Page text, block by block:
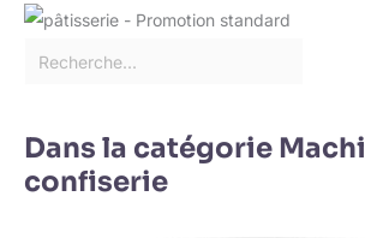
Dans la catégorie
confiserie